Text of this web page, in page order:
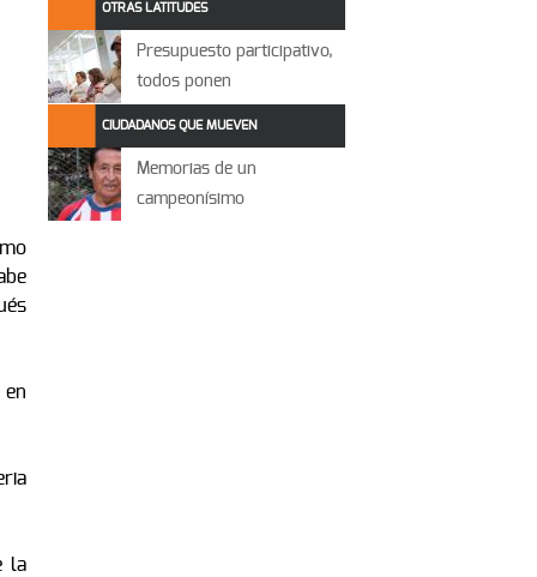
en
la
OTRAS LATITUDES
Presupuesto participativo,
todos ponen
CIUDADANOS QUE MUEVEN
Memorias de un
campeonísimo